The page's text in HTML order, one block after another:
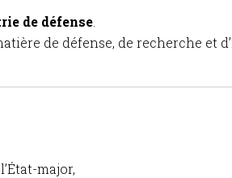
de défense
de défense, de recherche et
major,